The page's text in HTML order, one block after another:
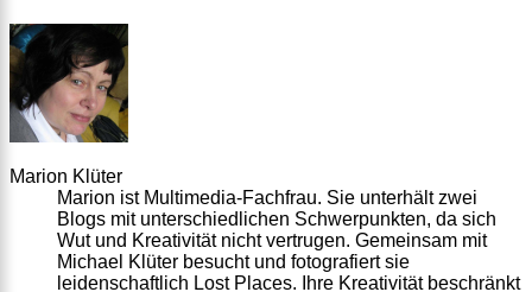
Marion Klüter
Marion ist Multimedia-Fachfrau. Sie unterhält zwei
Blogs mit unterschiedlichen Schwerpunkten, da sich
Wut und Kreativität nicht vertrugen. Gemeinsam mit
Michael Klüter besucht und fotografiert sie
leidenschaftlich Lost Places. Ihre Kreativität beschränkt